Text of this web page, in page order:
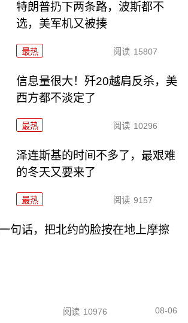
特朗普扔下两条路，波斯都不
选，美军机又被揍
最热 阅读 15807
信息量很大！歼20越肩反杀，美
西方都不淡定了
最热 阅读 10296
泽连斯基的时间不多了，最艰难
的冬天又要来了
最热 阅读 9157
句话，把北约的脸按在地上摩擦
阅读 10976 08-06